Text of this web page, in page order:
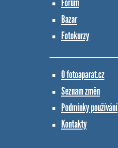
Bazar
Fotokurzy
O fotoaparat.cz
Seznam změn
Podmínky používání
Kontakty